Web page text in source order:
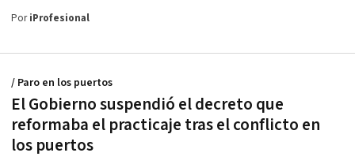
PoriProfesional
El Gobierno suspendió el decreto que
reformaba el practicaje tras el conflicto en
los puertos
/ Paro en los puertos